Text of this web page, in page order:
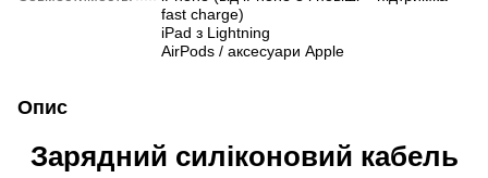
fast charge)
iPad з Lightning
AirPods / аксесуари Apple
Опис
Зарядний силіконовий кабель